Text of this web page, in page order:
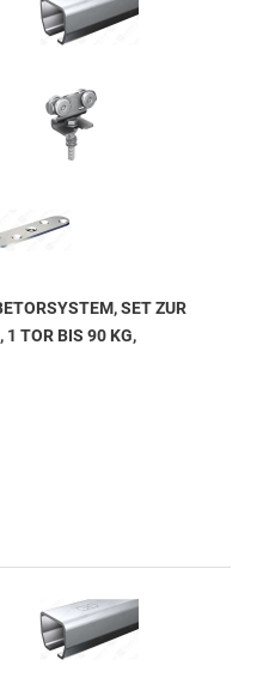
SET ZUR
1 TOR BIS 90 KG,